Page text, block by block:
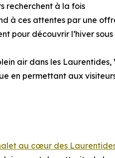
recherchent à la fois
à ces attentes par une
découvrir l’hiver sous
air dans les
en permettant aux
au cœur des